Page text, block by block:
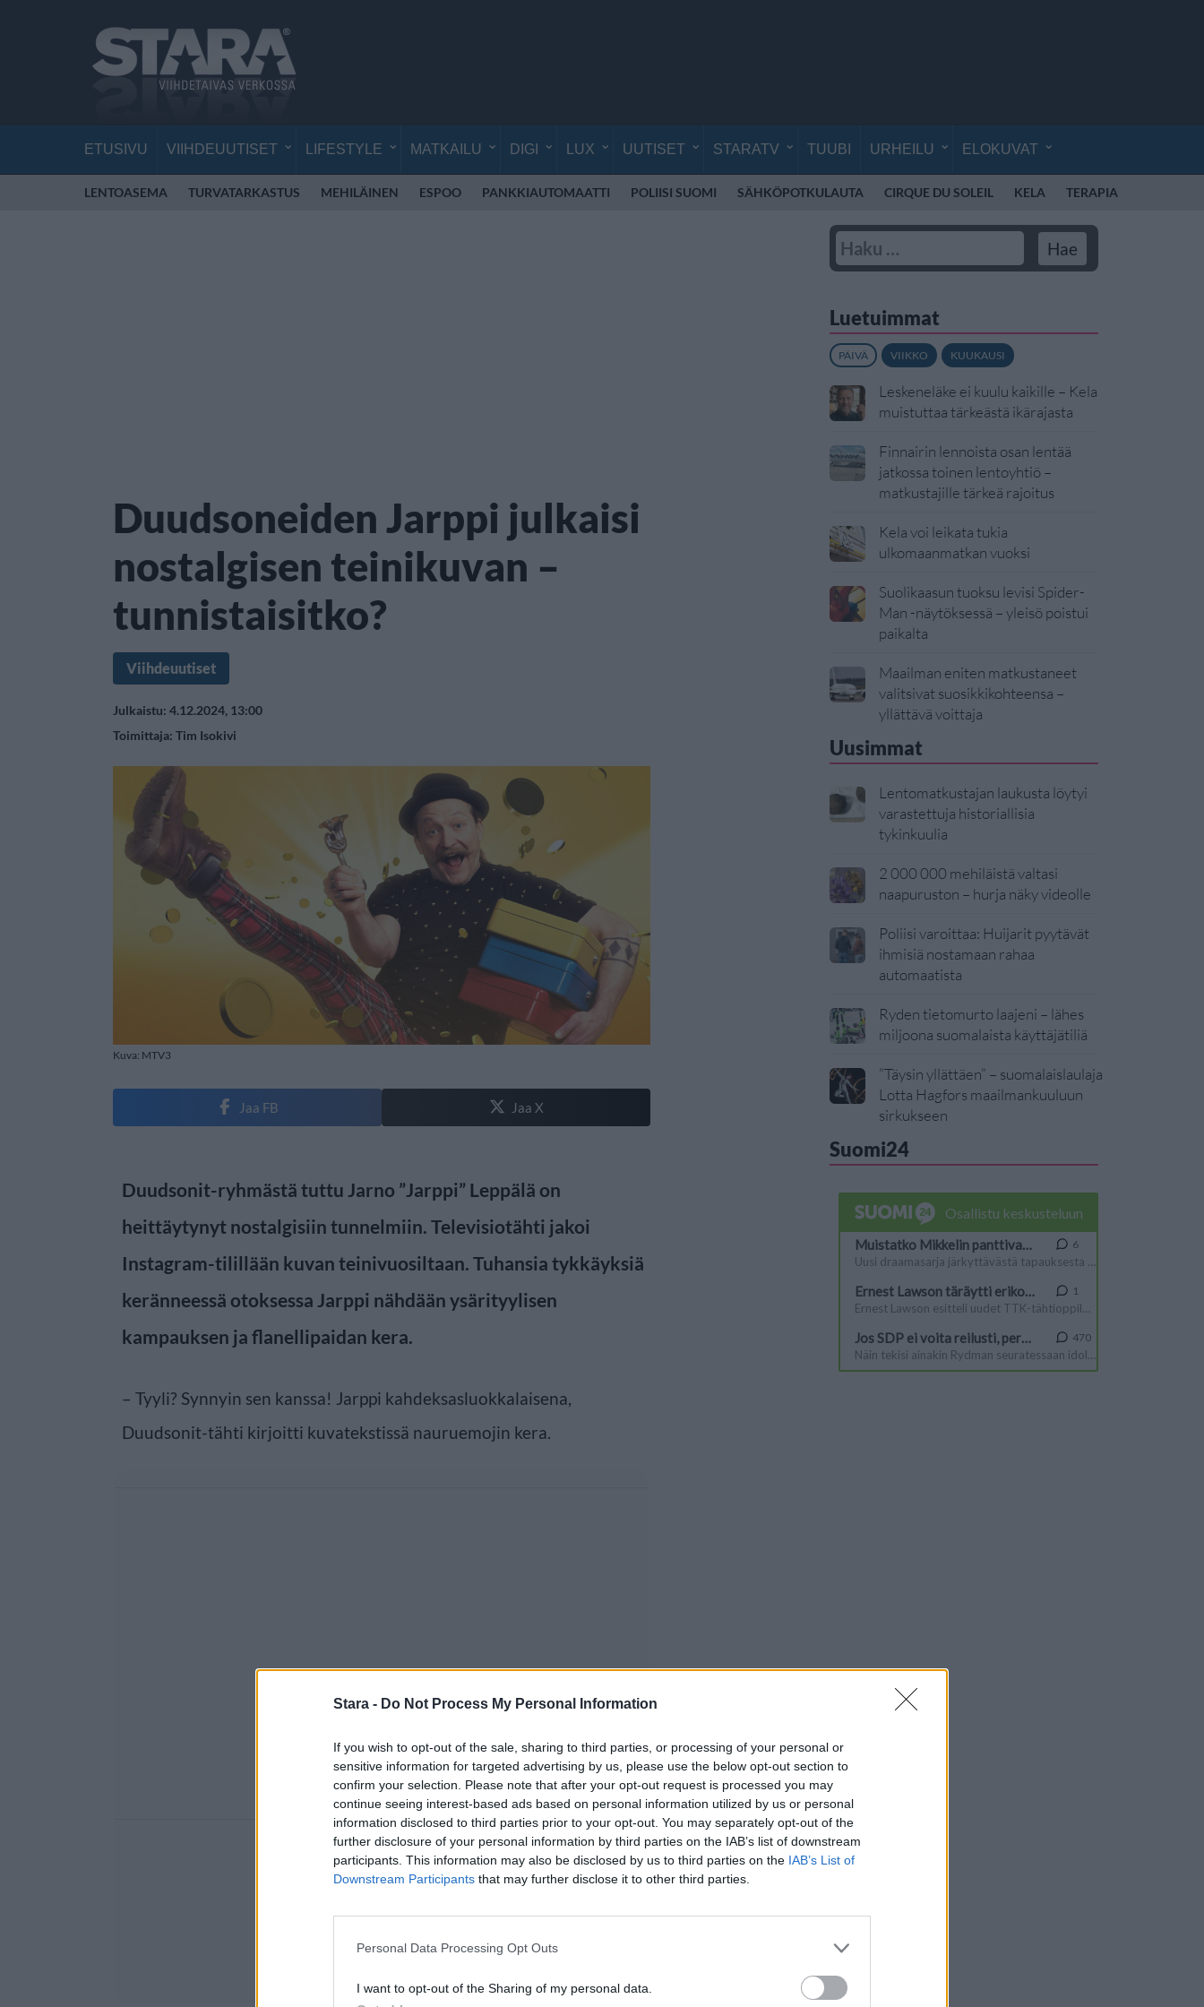
Stara - Do Not Process My Personal Information
If you wish to opt-out of the sale, sharing to third parties, or processing of your personal or
sensitive information for targeted advertising by us, please use the below opt-out section to
confirm your selection. Please note that after your opt-out request is processed you may
continue seeing interest-based ads based on personal information utilized by us or personal
information disclosed to third parties prior to your opt-out. You may separately opt-out of the
further disclosure of your personal information by third parties on the IAB’s list of downstream
participants. This information may also be disclosed by us to third parties on the IAB’s List of
Downstream Participants that may further disclose it to other third parties.
Personal Data Processing Opt Outs
I want to opt-out of the Sharing of my personal data.
ETUSIVU VIIHDEUUTISET LIFESTYLE MATKAILU DIGI LUX UUTISET STARATV TUUBI URHEILU ELOKUVAT
LENTOASEMA TURVATARKASTUS MEHILÄINEN ESPOO PANKKIAUTOMAATTI POLIISI SUOMI SÄHKÖPOTKULAUTA CIRQUE DU SOLEIL KELA TERAPIA
Duudsoneiden Jarppi julkaisi
nostalgisen teinikuvan –
tunnistaisitko?
Viihdeuutiset
Julkaistu: 4.12.2024, 13:00
Toimittaja: Tim Isokivi
Kuva: MTV3
Jaa FB Jaa X
Duudsonit-ryhmästä tuttu Jarno ”Jarppi” Leppälä on
heittäytynyt nostalgisiin tunnelmiin. Televisiotähti jakoi
Instagram-tilillään kuvan teinivuosiltaan. Tuhansia tykkäyksiä
keränneessä otoksessa Jarppi nähdään ysärityylisen
kampauksen ja flanellipaidan kera.
– Tyyli? Synnyin sen kanssa! Jarppi kahdeksasluokkalaisena,
Duudsonit-tähti kirjoitti kuvatekstissä nauruemojin kera.
Luetuimmat
PÄIVÄ VIIKKO KUUKAUSI
Leskeneläke ei kuulu kaikille – Kela
muistuttaa tärkeästä ikärajasta
Finnairin lennoista osan lentää
jatkossa toinen lentoyhtiö –
matkustajille tärkeä rajoitus
Kela voi leikata tukia
ulkomaanmatkan vuoksi
Suolikaasun tuoksu levisi Spider-
Man -näytöksessä – yleisö poistui
paikalta
Maailman eniten matkustaneet
valitsivat suosikkikohteensa –
yllättävä voittaja
Uusimmat
Lentomatkustajan laukusta löytyi
varastettuja historiallisia
tykinkuulia
2 000 000 mehiläistä valtasi
naapuruston – hurja näky videolle
Poliisi varoittaa: Huijarit pyytävät
ihmisiä nostamaan rahaa
automaatista
Ryden tietomurto laajeni – lähes
miljoona suomalaista käyttäjätiliä
”Täysin yllättäen” – suomalaislaulaja
Lotta Hagfors maailmankuuluun
sirkukseen
Suomi24